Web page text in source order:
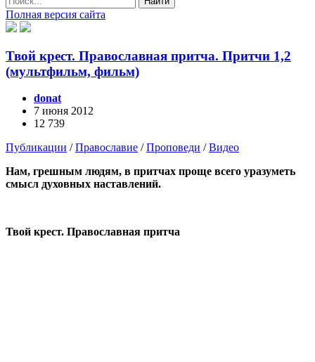
Полная версия сайта
Твой крест. Православная притча. Притчи 1,2
(мультфильм, фильм)
donat
7 июня 2012
12 739
Публикации /Православие /Проповеди /Видео
Нам, грешным людям, в притчах проще всего уразуметь
смысл духовных наставлений.
Твой крест. Православная притча